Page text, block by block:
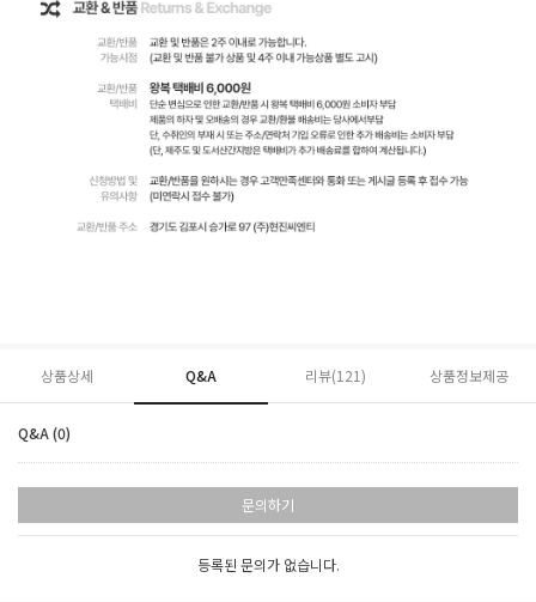
상품상세 Q&A 리뷰(121) 상품정보제공
Q&A (0)
문의하기
등록된 문의가 없습니다.